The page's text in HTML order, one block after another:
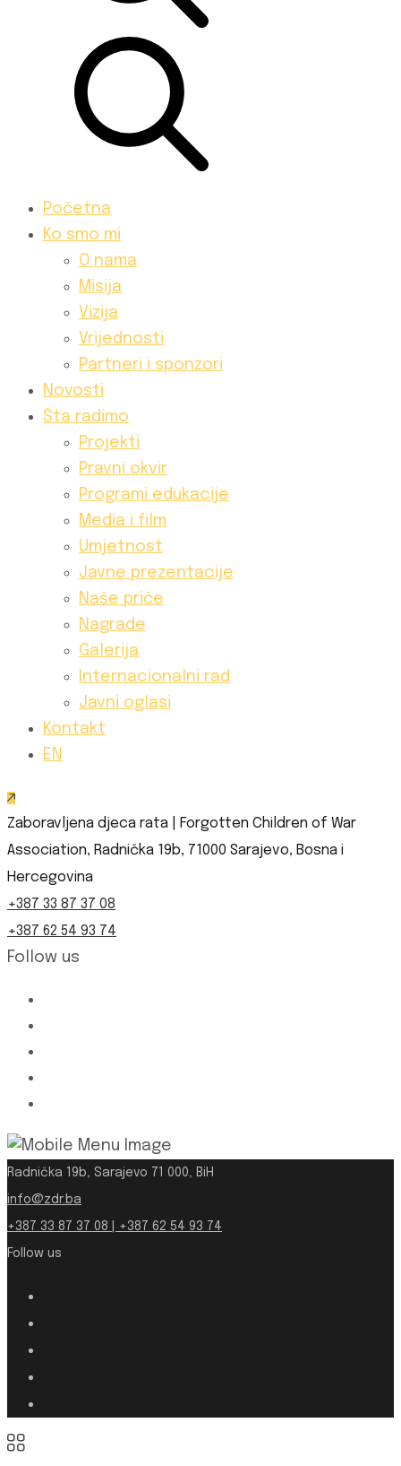
Početna
Ko smo mi
O nama
Misija
Vizija
Vrijednosti
Partneri i sponzori
Novosti
Šta radimo
Projekti
Pravni okvir
Programi edukacije
Media i film
Umjetnost
Javne prezentacije
Naše priče
Nagrade
Galerija
Internacionalni rad
Javni oglasi
Kontakt
EN
Zaboravljena djeca rata | Forgotten Children of War
Association, Radnička 19b, 71000 Sarajevo, Bosna i
Hercegovina
+387 33 87 37 08
+387 62 54 93 74
Follow us
Radnička 19b, Sarajevo 71 000, BiH
info@zdr.ba
+387 33 87 37 08 | +387 62 54 93 74
Follow us